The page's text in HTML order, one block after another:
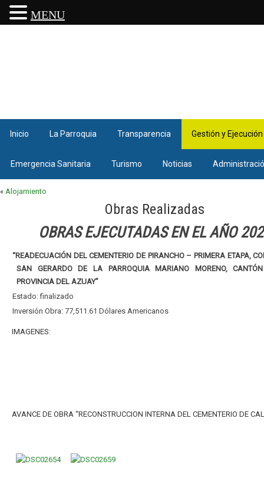
Inicio La Parroquia Transparencia Gestión y Ejecución
Emergencia Sanitaria Turismo Noticias
« Alojamiento
Obras Realizadas
OBRAS EJECUTADAS EN EL AÑO
“READECUACIÓN DEL CEMENTERIO DE PIRANCHO – PRIMERA ETAPA,
SAN GERARDO DE LA PARROQUIA MARIANO MORENO, CANTÓN
PROVINCIA DEL AZUAY”
Estado: finalizado
Inversión Obra: 77,511.61 Dólares Americanos
IMAGENES:
AVANCE DE OBRA “RECONSTRUCCION INTERNA DEL CEMENTERIO DE
MENU